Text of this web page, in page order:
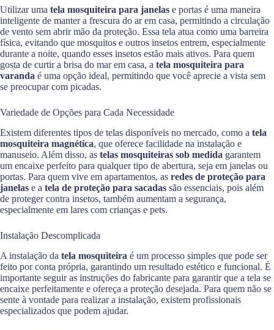
Utilizar uma tela mosquiteira para janelas e portas é uma maneira
inteligente de manter a frescura do ar em casa, permitindo a circulação
de vento sem abrir mão da proteção. Essa tela atua como uma barreira
física, evitando que mosquitos e outros insetos entrem, especialmente
durante a noite, quando esses insetos estão mais ativos. Para quem
gosta de curtir a brisa do mar em casa, a tela mosquiteira para
varanda é uma opção ideal, permitindo que você aprecie a vista sem
se preocupar com picadas.
Variedade de Opções para Cada Necessidade
Existem diferentes tipos de telas disponíveis no mercado, como a tela
mosquiteira magnética, que oferece facilidade na instalação e
manuseio. Além disso, as telas mosquiteiras sob medida garantem
um encaixe perfeito para qualquer tipo de abertura, seja em janelas ou
portas. Para quem vive em apartamentos, as redes de proteção para
janelas e a tela de proteção para sacadas são essenciais, pois além
de proteger contra insetos, também aumentam a segurança,
especialmente em lares com crianças e pets.
Instalação Descomplicada
A instalação da tela mosquiteira é um processo simples que pode ser
feito por conta própria, garantindo um resultado estético e funcional. É
importante seguir as instruções do fabricante para garantir que a tela se
encaixe perfeitamente e ofereça a proteção desejada. Para quem não se
sente à vontade para realizar a instalação, existem profissionais
especializados que podem ajudar.